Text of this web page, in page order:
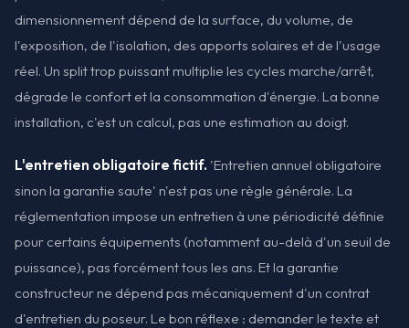
dimensionnement dépend de la surface, du volume, de
l'exposition, de l'isolation, des apports solaires et de l'usage
réel. Un split trop puissant multiplie les cycles marche/arrêt,
dégrade le confort et la consommation d'énergie. La bonne
installation, c'est un calcul, pas une estimation au doigt.
L'entretien obligatoire fictif. 'Entretien annuel obligatoire
sinon la garantie saute' n'est pas une règle générale. La
réglementation impose un entretien à une périodicité définie
pour certains équipements (notamment au-delà d'un seuil de
puissance), pas forcément tous les ans. Et la garantie
constructeur ne dépend pas mécaniquement d'un contrat
d'entretien du poseur. Le bon réflexe : demander le texte et